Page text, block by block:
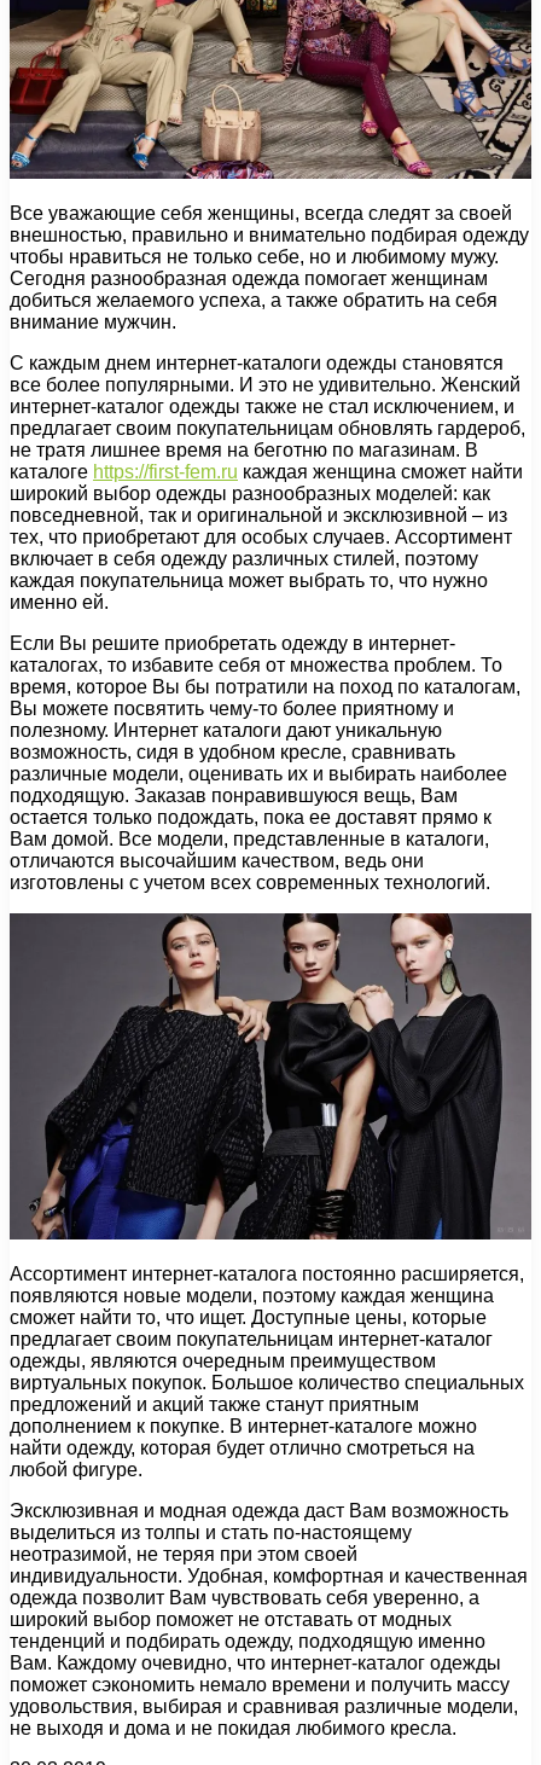
Все уважающие себя женщины, всегда следят за своей
внешностью, правильно и внимательно подбирая одежду
чтобы нравиться не только себе, но и любимому мужу.
Сегодня разнообразная одежда помогает женщинам
добиться желаемого успеха, а также обратить на себя
внимание мужчин.
С каждым днем интернет-каталоги одежды становятся
все более популярными. И это не удивительно. Женский
интернет-каталог одежды также не стал исключением, и
предлагает своим покупательницам обновлять гардероб,
не тратя лишнее время на беготню по магазинам. В
каталоге https://first-fem.ru каждая женщина сможет найти
широкий выбор одежды разнообразных моделей: как
повседневной, так и оригинальной и эксклюзивной – из
тех, что приобретают для особых случаев. Ассортимент
включает в себя одежду различных стилей, поэтому
каждая покупательница может выбрать то, что нужно
именно ей.
Если Вы решите приобретать одежду в интернет-
каталогах, то избавите себя от множества проблем. То
время, которое Вы бы потратили на поход по каталогам,
Вы можете посвятить чему-то более приятному и
полезному. Интернет каталоги дают уникальную
возможность, сидя в удобном кресле, сравнивать
различные модели, оценивать их и выбирать наиболее
подходящую. Заказав понравившуюся вещь, Вам
остается только подождать, пока ее доставят прямо к
Вам домой. Все модели, представленные в каталоги,
отличаются высочайшим качеством, ведь они
изготовлены с учетом всех современных технологий.
Ассортимент интернет-каталога постоянно расширяется,
появляются новые модели, поэтому каждая женщина
сможет найти то, что ищет. Доступные цены, которые
предлагает своим покупательницам интернет-каталог
одежды, являются очередным преимуществом
виртуальных покупок. Большое количество специальных
предложений и акций также станут приятным
дополнением к покупке. В интернет-каталоге можно
найти одежду, которая будет отлично смотреться на
любой фигуре.
Эксклюзивная и модная одежда даст Вам возможность
выделиться из толпы и стать по-настоящему
неотразимой, не теряя при этом своей
индивидуальности. Удобная, комфортная и качественная
одежда позволит Вам чувствовать себя уверенно, а
широкий выбор поможет не отставать от модных
тенденций и подбирать одежду, подходящую именно
Вам. Каждому очевидно, что интернет-каталог одежды
поможет сэкономить немало времени и получить массу
удовольствия, выбирая и сравнивая различные модели,
не выходя и дома и не покидая любимого кресла.